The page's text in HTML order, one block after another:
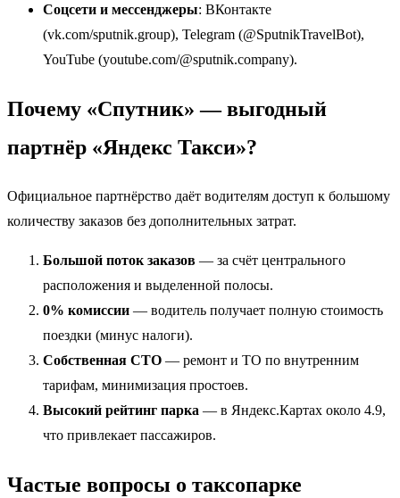
Соцсети и мессенджеры: ВКонтакте
(vk.com/sputnik.group), Telegram (@SputnikTravelBot),
YouTube (youtube.com/@sputnik.company).
Почему «Спутник» — выгодный
партнёр «Яндекс Такси»?
Официальное партнёрство даёт водителям доступ к большому
количеству заказов без дополнительных затрат.
Большой поток заказов — за счёт центрального
расположения и выделенной полосы.
0% комиссии — водитель получает полную стоимость
поездки (минус налоги).
Собственная СТО — ремонт и ТО по внутренним
тарифам, минимизация простоев.
Высокий рейтинг парка — в Яндекс.Картах около 4.9,
что привлекает пассажиров.
Частые вопросы о таксопарке